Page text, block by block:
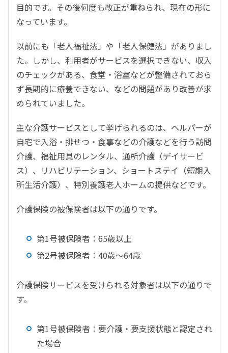
目的です。その後何度も改正が重ねられ、現在の形に
なっています。
以前にも「老人福祉法」や「老人保健法」がありまし
た。しかし、利用者がサービスを選択できない、収入
のチェックがある、食堂・浴室などが整備されておら
ず長期的に療養できない、などの問題があり改善が求
められていました。
主な介護サービスとして挙げられるのは、ヘルパーが
自宅で入浴・排せつ・食事などの介護などを行う訪問
介護、福祉用具のレンタル、通所介護（デイサービ
ス）、リハビリテーション、ショートステイ（短期入
所生活介護）、特別養護老人ホームの提供などです。
介護保険の被保険者は以下の通りです。
第1号被保険者：65歳以上
第2号被保険者：40歳～64歳
介護保険サービスを受けられる対象者は以下の通りで
す。
第1号被保険者：要介護・要支援状態と認定され
た場合